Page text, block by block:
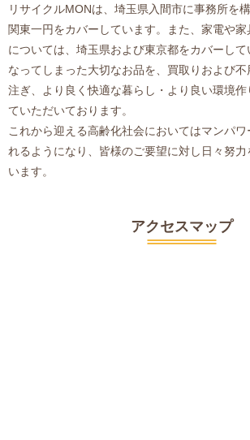
リサイクルMONは、埼玉県入間市に事務所を
関東一円をカバーしています。また、家電や
については、埼玉県および東京都をカバーして
なってしまった大切なお品を、買取りおよび
注ぎ、より良く快適な暮らし・より良い環境
ていただいております。
これから迎える高齢化社会においてはマンパ
れるようになり、皆様のご要望に対し日々努力
います。
アクセスマップ